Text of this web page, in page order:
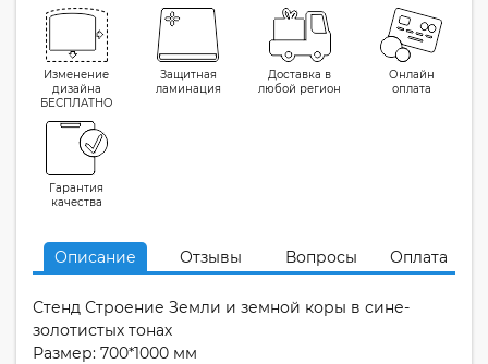
Изменение
дизайна
БЕСПЛАТНО
Защитная
ламинация
Доставка в
любой регион
Онлайн
оплата
Гарантия
качества
Описание Отзывы Вопросы Оплата
Стенд Строение Земли и земной коры в сине-
золотистых тонах
Размер: 700*1000 мм